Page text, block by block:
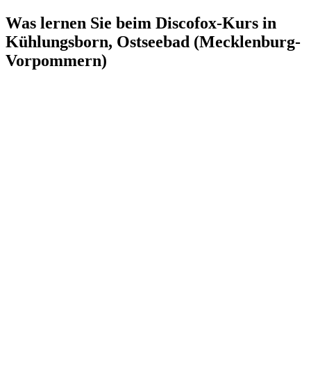
Was lernen Sie beim Discofox-Kurs in
Kühlungsborn, Ostseebad (Mecklenburg-
Vorpommern)